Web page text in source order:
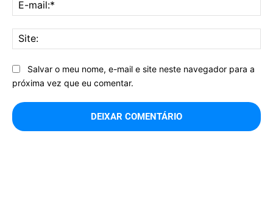
Salvar o meu nome, e-mail e site neste navegador para a
próxima vez que eu comentar.